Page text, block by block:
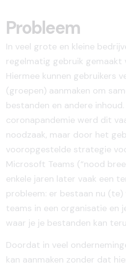
Probleem
In veel grote en kleine
regelmatig gebruik gemaakt
Hiermee kunnen gebruikers
(groepen) aanmaken om
bestanden en andere
coronapandemie werd dit
noodzaak, maar door het
vooropgestelde strategie
Microsoft Teams (“nood
enkele jaren later vaak een
probleem: er bestaan nu (te)
teams in een organisatie en
waar je je bestanden kan
Doordat in veel
kan aanmaken zonder dat